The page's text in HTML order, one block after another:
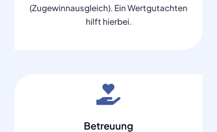
(Zugewinnausgleich). Ein Wertgutachten
hilft hierbei.
Betreuung